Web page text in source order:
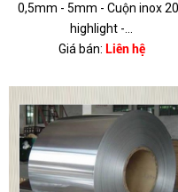
0,5mm - 5mm - Cuộn inox 201
highlight -...
Giá bán: Liên hệ